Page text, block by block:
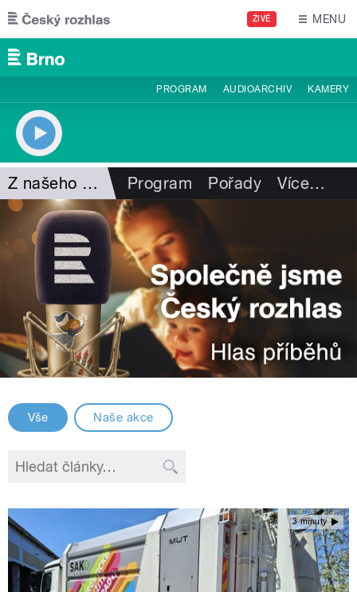
Přejít k hlavnímu obsahu
ŽIVĚ MENU
PROGRAM AUDIOARCHIV KAMERY
Z našeho vysílání Program Pořady Více…
Vše Naše akce
3 minuty